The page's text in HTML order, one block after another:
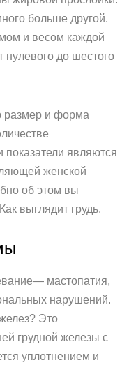
больше другой.
и весом каждой
нулевого до шестого
размер и форма
являются
женской
об этом вы
выглядит грудь.
мастопатия,
нарушений.
Это
грудной железы с
уплотнением и